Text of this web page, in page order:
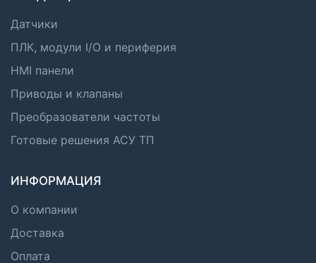
Датчики
ПЛК, модули I/O и периферия
HMI панели
Приводы и клапаны
Преобразователи частоты
Готовые решения АСУ ТП
ИНФОРМАЦИЯ
О компании
Доставка
Оплата